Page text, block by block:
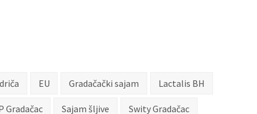
EU Gradačački sajam Lactalis BH
Gradačac Sajam šljive Swity Gradačac